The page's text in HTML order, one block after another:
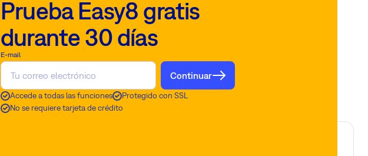
Prueba Easy8 gratis
durante 30 días
E-mail
Continuar
Accede a todas las funciones
Protegido con SSL
No se requiere tarjeta de crédito